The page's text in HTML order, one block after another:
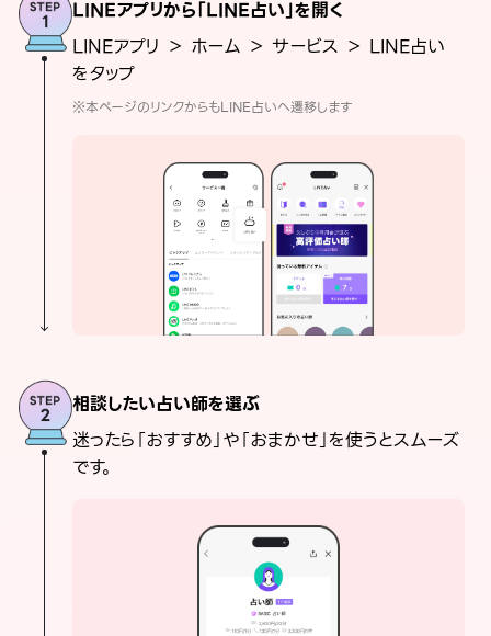
LINEアプリから「LINE占い」を開く
LINEアプリ ＞ ホーム ＞ サービス ＞ LINE占い
をタップ
※本ページのリンクからもLINE占いへ遷移します
相談したい占い師を選ぶ
迷ったら「おすすめ」や「おまかせ」を使うとスムーズ
です。